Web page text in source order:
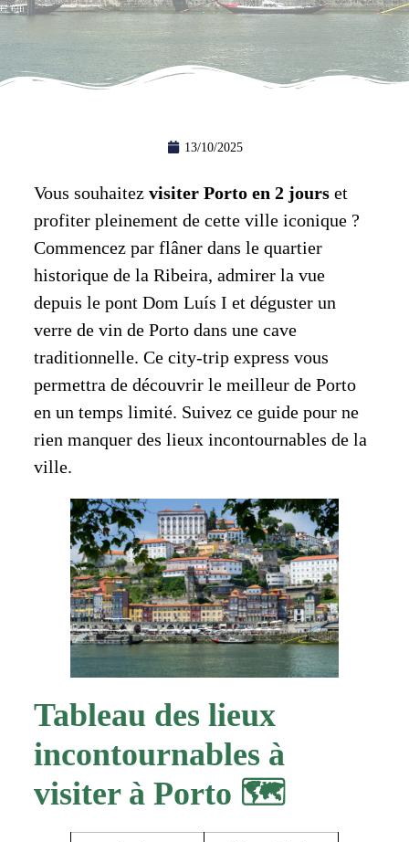
13/10/2025
Vous souhaitez visiter Porto en 2 jourset
profiter pleinement de cette ville iconique ?
Commencez par flâner dans le quartier
historique de la Ribeira, admirer la vue
depuis le pont Dom Luís I et déguster un
verre de vin de Porto dans une cave
traditionnelle. Ce city-trip express vous
permettra de découvrir le meilleur de Porto
en un temps limité. Suivez ce guide pour ne
rien manquer des lieux incontournables de la
ville.
Tableau des lieux
incontournables à
visiter à Porto 🗺️